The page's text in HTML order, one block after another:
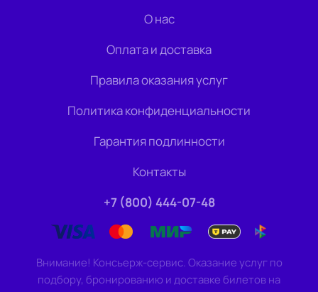
О нас
Оплата и доставка
Правила оказания услуг
Политика конфиденциальности
Гарантия подлинности
Контакты
+7 (800) 444-07-48
Внимание! Консьерж-сервис. Оказание услуг по
подбору, бронированию и доставке билетов на